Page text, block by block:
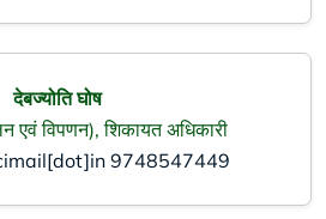
देबज्योति घोष
एवं विपणन), शिकायत अधिकारी
9748547449